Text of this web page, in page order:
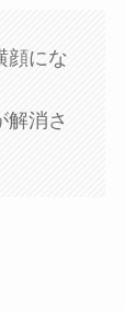
顔にな
解消さ